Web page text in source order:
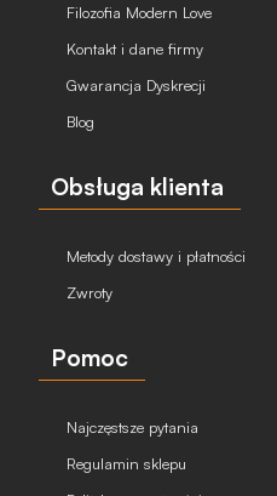
Filozofia Modern Love
Kontakt i dane firmy
Gwarancja Dyskrecji
Blog
Obsługa klienta
Metody dostawy i płatności
Zwroty
Pomoc
Najczęstsze pytania
Regulamin sklepu